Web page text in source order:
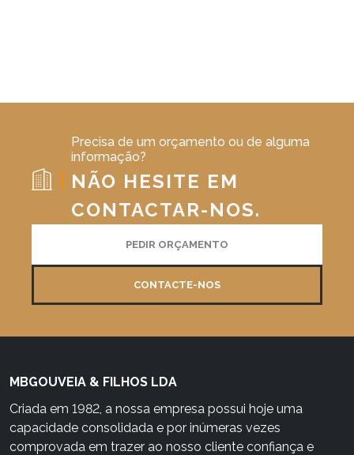
Precisa de um orçamento ou de alguma
informação?
NÃO HESITE EM
CONTACTAR-NOS.
PEDIR ORÇAMENTO
CONTACTE-NOS
MBGOUVEIA & FILHOS LDA
Criada em 1982, a nossa empresa possui hoje uma
capacidade consolidada e por inúmeras vezes
comprovada em trazer ao nosso cliente confiança e